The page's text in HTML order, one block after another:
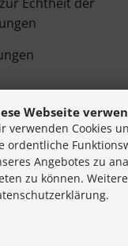
Webseite
verwenden Cookies
ordentliche
Angebotes zu
zu können.